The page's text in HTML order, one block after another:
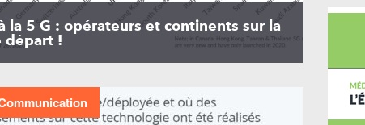
la 5 G : opérateurs et continents sur la
départ !